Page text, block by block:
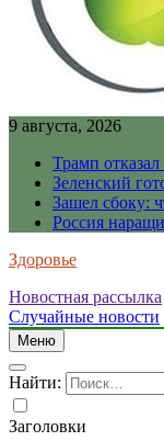
9 августа, 2026
Трамп
Зеленский
Зашел сбоку:
Россия
Здоровье
Новостная рассылка
Случайные новости
Меню
Найти:
Заголовки